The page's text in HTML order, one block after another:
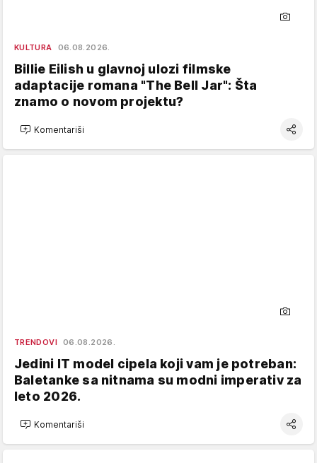
KULTURA 06.08.2026.
Billie Eilish u glavnoj ulozi filmske
adaptacije romana "The Bell Jar": Šta
znamo o novom projektu?
Komentariši
TRENDOVI 06.08.2026.
Jedini IT model cipela koji vam je potreban:
Baletanke sa nitnama su modni imperativ za
leto 2026.
Komentariši